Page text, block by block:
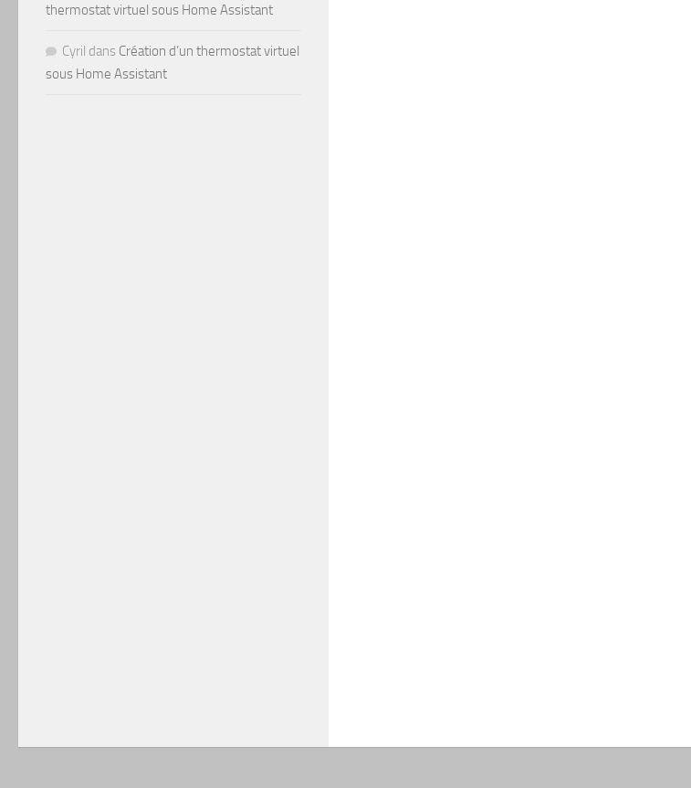
thermostat virtuel sous Home Assistant
Cyril dans Création d’un thermostat virtuel
sous Home Assistant